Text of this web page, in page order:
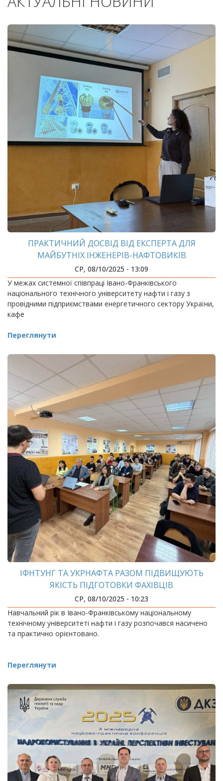
ПРАКТИЧНИЙ ДОСВІД ВІД ЕКСПЕРТА ДЛЯ
МАЙБУТНІХ ІНЖЕНЕРІВ-НАФТОВИКІВ
СР, 08/10/2025 - 13:09
У межах системної співпраці Івано-Франківського
національного технічного університету нафти і газу з
провідними підприємствами енергетичного сектору України,
кафе
Переглянути
ІФНТУНГ ТА УКРНАФТА РАЗОМ ПІДВИЩУЮТЬ
ЯКІСТЬ ПІДГОТОВКИ ФАХІВЦІВ
СР, 08/10/2025 - 10:23
Навчальний рік в Івано-Франківському національному
технічному університеті нафти і газу розпочався насичено
та практично орієнтовано.
Переглянути